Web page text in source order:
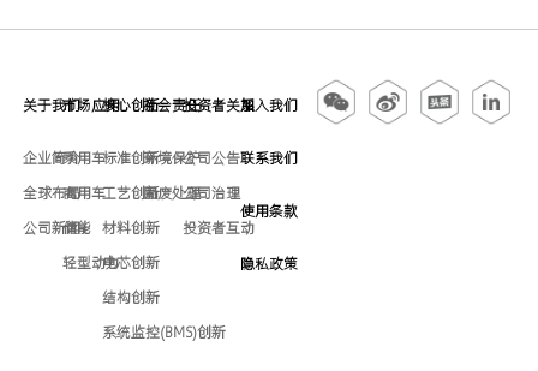
关于我们
企业简介
全球布局
公司新闻
市场应用
乘用车
商用车
储能
轻型动力
核心创新
标准创新
工艺创新
材料创新
电芯创新
结构创新
系统监控(BMS)创新
社会责任
环境保护
固废处理
投资者关系
公司公告
公司治理
投资者互动
加入我们
联系我们
使用条款
隐私政策